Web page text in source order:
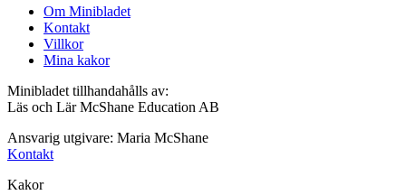
Om Minibladet
Kontakt
Villkor
Mina kakor
Minibladet tillhandahålls av:
Läs och Lär McShane Education AB
Ansvarig utgivare: Maria McShane
Kontakt
Kakor